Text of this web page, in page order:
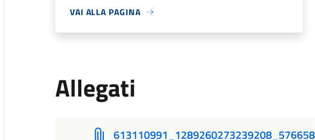
VAI ALLA PAGINA
Allegati